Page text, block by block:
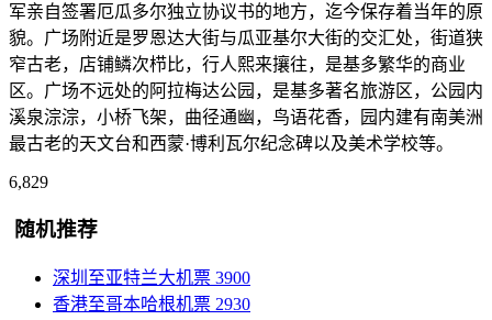
军亲自签署厄瓜多尔独立协议书的地方，迄今保存着当年的原
貌。广场附近是罗恩达大街与瓜亚基尔大街的交汇处，街道狭
窄古老，店铺鳞次栉比，行人熙来攘往，是基多繁华的商业
区。广场不远处的阿拉梅达公园，是基多著名旅游区，公园内
溪泉淙淙，小桥飞架，曲径通幽，鸟语花香，园内建有南美洲
最古老的天文台和西蒙·博利瓦尔纪念碑以及美术学校等。
6,829
随机推荐
深圳至亚特兰大机票 3900
香港至哥本哈根机票 2930